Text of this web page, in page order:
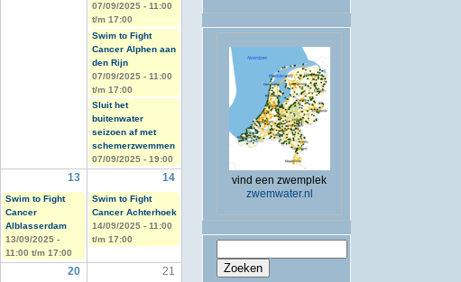
07/09/2025 - 11:00
t/m 17:00
Swim to Fight
Cancer Alphen aan
den Rijn
07/09/2025 - 11:00
t/m 17:00
Sluit het
buitenwater
seizoen af met
schemerzwemmen
07/09/2025 - 19:00
13 14
Swim to Fight
Cancer
Alblasserdam
13/09/2025 -
11:00 t/m 17:00
Swim to Fight
Cancer Achterhoek
14/09/2025 - 11:00
t/m 17:00
20 21
vind een zwemplek
zwemwater.nl
Zoekveld